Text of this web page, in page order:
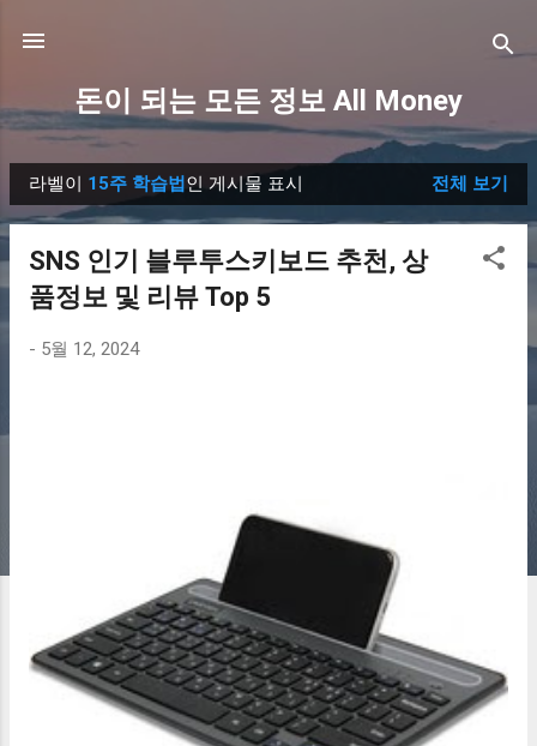
돈이 되는 모든 정보 All Money
글
라벨이 15주 학습법인 게시물 표시 전체 보기
SNS 인기 블루투스키보드 추천, 상
품정보 및 리뷰 Top 5
- 5월 12, 2024